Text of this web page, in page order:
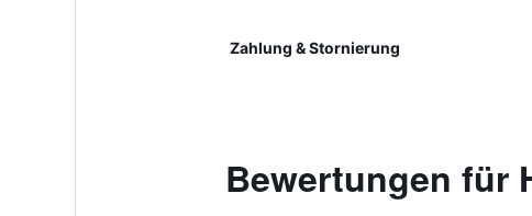
Zahlung & Stornierung
Bewertungen für